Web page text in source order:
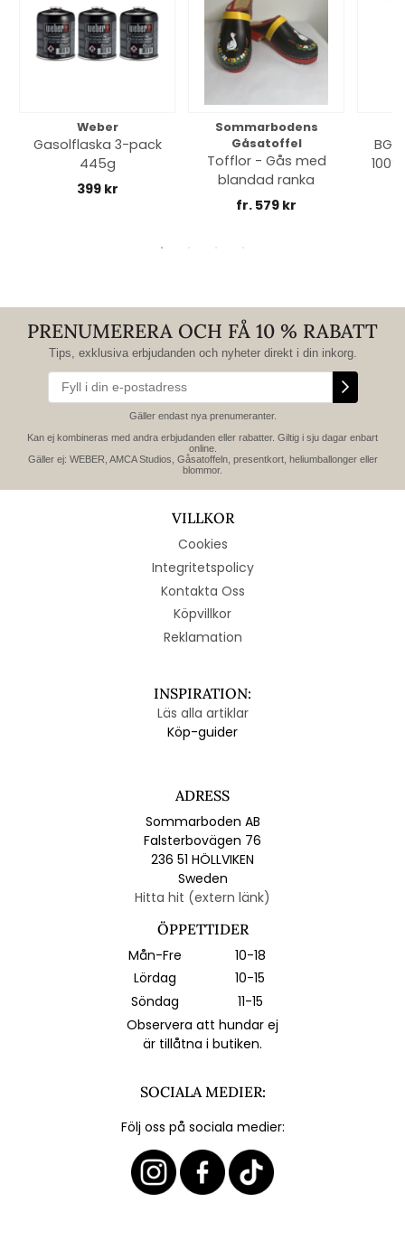
Weber
Gasolflaska 3-pack
445g
399 kr
Sommarbodens
Gåsatoffel
Tofflor - Gås med
blandad ranka
fr. 579 kr
PRENUMERERA OCH FÅ 10 % RABATT
Tips, exklusiva erbjudanden och nyheter direkt i din inkorg.
Gäller endast nya prenumeranter.
Kan ej kombineras med andra erbjudanden eller rabatter. Giltig i sju dagar enbart
online.
Gäller ej: WEBER, AMCA Studios, Gåsatoffeln, presentkort, heliumballonger eller
blommor.
VILLKOR
Cookies
Integritetspolicy
Kontakta Oss
Köpvillkor
Reklamation
INSPIRATION:
Läs alla artiklar
Köp-guider
ADRESS
Sommarboden AB
Falsterbovägen 76
236 51 HÖLLVIKEN
Sweden
Hitta hit (extern länk)
ÖPPETTIDER
Mån-Fre
10-18
Lördag
10-15
Söndag
11-15
Observera att hundar ej
är tillåtna i butiken.
SOCIALA MEDIER:
Följ oss på sociala medier: